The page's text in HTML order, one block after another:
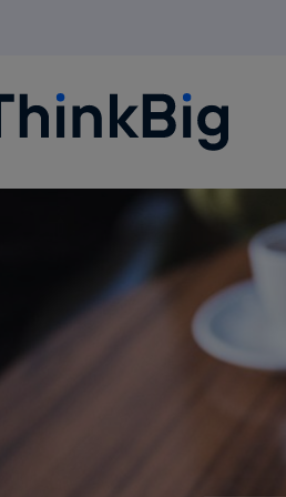
Blogthinkbig.com